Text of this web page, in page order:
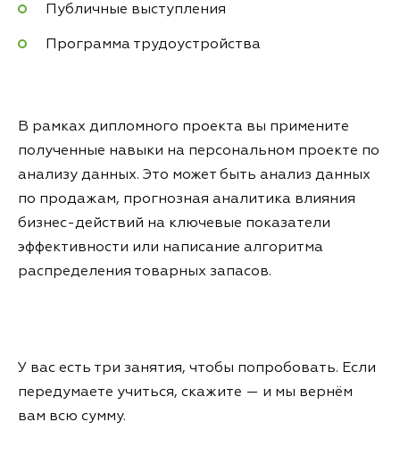
Публичные выступления
Программа трудоустройства
В рамках дипломного проекта вы примените
полученные навыки на персональном проекте по
анализу данных. Это может быть анализ данных
по продажам, прогнозная аналитика влияния
бизнес-действий на ключевые показатели
эффективности или написание алгоритма
распределения товарных запасов.
У вас есть три занятия, чтобы попробовать. Если
передумаете учиться, скажите — и мы вернём
вам всю сумму.